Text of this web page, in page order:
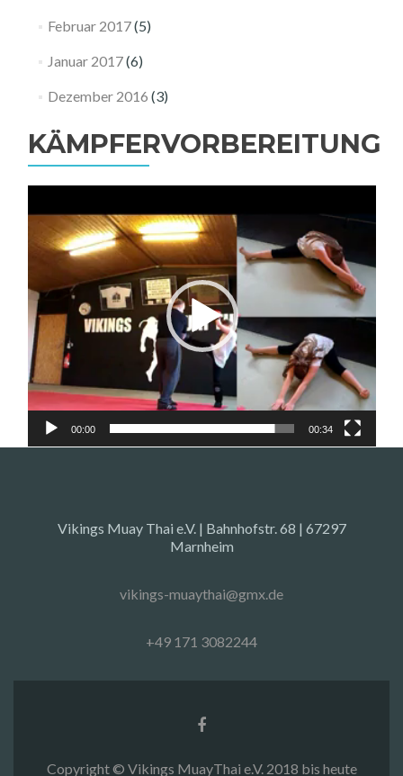
Februar 2017(5)
Januar 2017(6)
Dezember 2016 (3)
KÄMPFERVORBEREITUNG
Player
00:00 00:34
Vikings Muay Thai e.V. | Bahnhofstr. 68 | 67297
Marnheim
vikings-muaythai@gmx.de
+49 171 3082244
Facebook-
Copyright © Vikings MuayThai e.V. 2018 bis heute